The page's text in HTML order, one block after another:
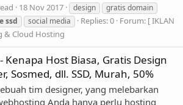
18 Nov 2017 design
gratis domain
ssd social media Replies: 0 Forum: [ IKLAN
& Cloud Hosting
Kenapa Host Biasa, Gratis Design
Sosmed, dll. SSD, Murah, 50%
tim designer, yang melebarkan
Anda hanya perlu hosting